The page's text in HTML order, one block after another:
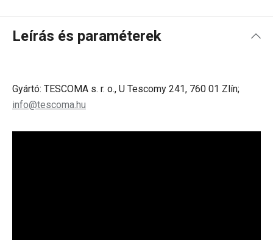
Leírás és paraméterek
Gyártó: TESCOMA s. r. o., U Tescomy 241, 760 01 Zlín;
info@tescoma.hu